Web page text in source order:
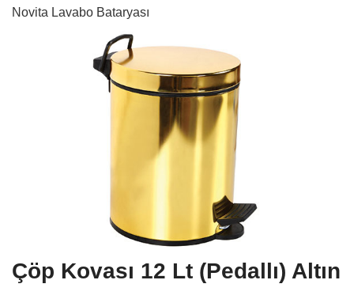
Novita Lavabo Bataryası
Çöp Kovası 12 Lt (Pedallı) Altın